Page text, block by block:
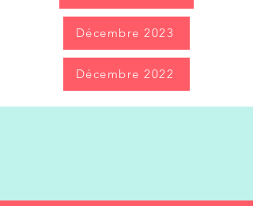
Décembre 2023
Décembre 2022